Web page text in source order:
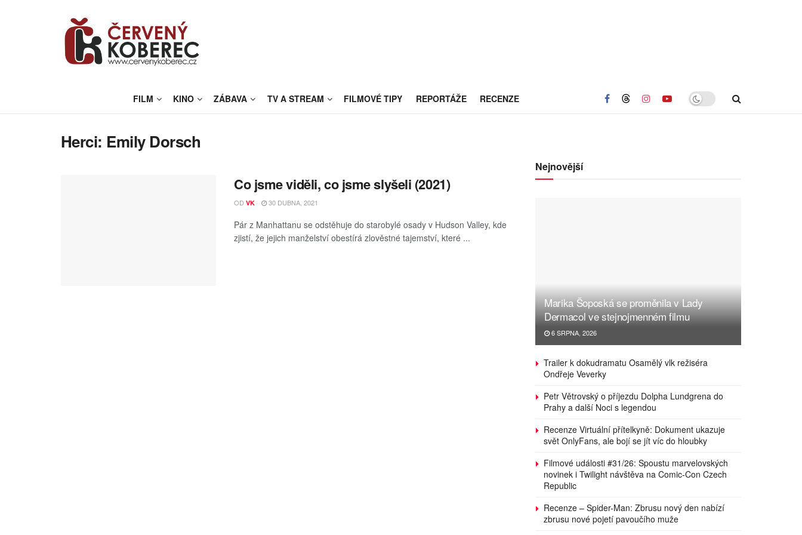
FILM KINO ZÁBAVA TV A STREAM FILMOVÉ TIPY REPORTÁŽE RECENZE
Herci: Emily Dorsch
Co jsme viděli, co jsme slyšeli (2021)
OD VK 30 DUBNA, 2021
Pár z Manhattanu se odstěhuje do starobylé osady v Hudson Valley, kde
zjistí, že jejich manželství obestírá zlověstné tajemství, které ...
Nejnovější
Marika Šoposká se proměnila v Lady
Dermacol ve stejnojmenném filmu
6 SRPNA, 2026
Trailer k dokudramatu Osamělý vlk režiséra
Ondřeje Veverky
Petr Větrovský o příjezdu Dolpha Lundgrena do
Prahy a další Noci s legendou
Recenze Virtuální přítelkyně: Dokument ukazuje
svět OnlyFans, ale bojí se jít víc do hloubky
Filmové události #31/26: Spoustu marvelovských
novinek i Twilight návštěva na Comic-Con Czech
Republic
Recenze – Spider-Man: Zbrusu nový den nabízí
zbrusu nové pojetí pavoučího muže